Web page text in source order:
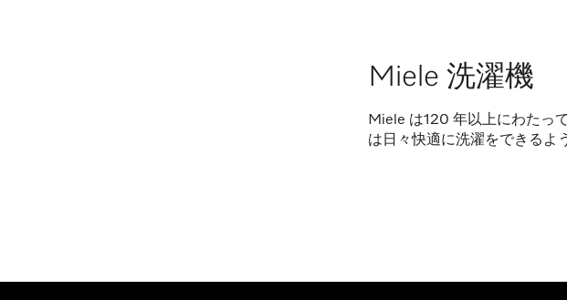
Miele 洗濯機
Miele は120 年以上にわたっ
は日々快適に洗濯をできるよ